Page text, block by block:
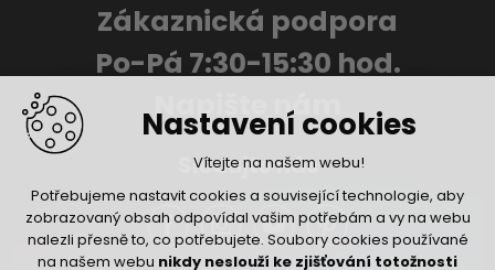
Nastavení cookies
Vítejte na našem webu!
Potřebujeme nastavit cookies a související technologie, aby
zobrazovaný obsah odpovídal vašim potřebám a vy na webu
nalezli přesně to, co potřebujete. Soubory cookies používané
na našem webu nikdy neslouží ke zjišťování totožnosti
Zákaznická podpora
Po-Pá 7:30-15:30 hod.
Napište nám
Sledujte nás